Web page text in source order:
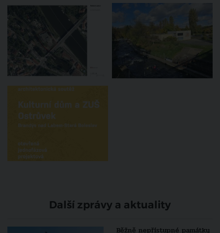
Další zprávy a aktuality
Běžně nepřístupné památky